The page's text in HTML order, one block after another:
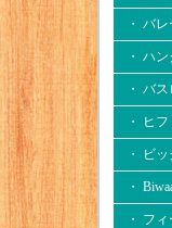
・ バ
・ ハ
・ バ
・ ヒ
・ ビ
・
・ フ